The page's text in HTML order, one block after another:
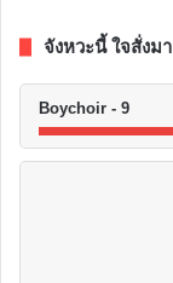
จังหวะนี้ ใจสั่งมา
Boychoir - 9